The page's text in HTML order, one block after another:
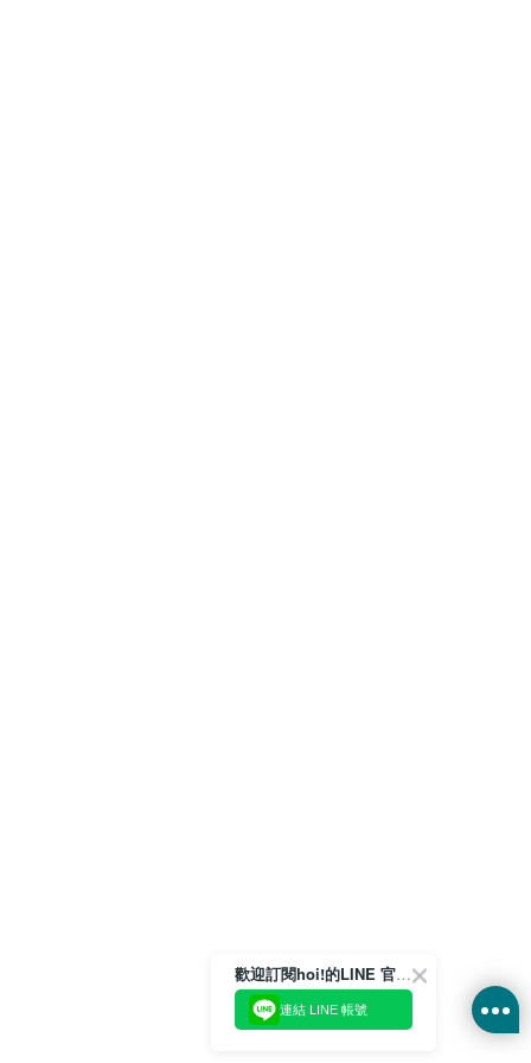
歡迎訂閱hoi!的LINE 官方帳號
連結 LINE 帳號